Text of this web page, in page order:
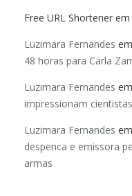
Free URL Shortener em
Luzimara Fernandes em
48 horas para Carla
Luzimara Fernandes em
impressionam cientistas
Luzimara Fernandes em
despenca e emissora
armas